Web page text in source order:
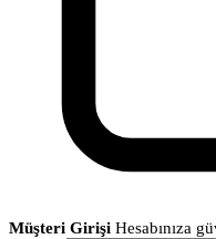
Müşteri Girişi Hesabınıza